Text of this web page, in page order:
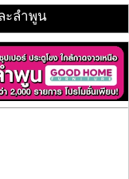
ะลำพูน